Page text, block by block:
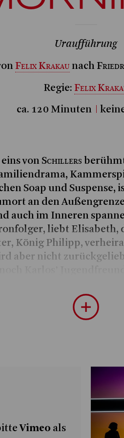
Uraufführung
Felix Krakau nach
Regie: Felix
ca. 120 Minuten
von Schillers
Soap und Suspense,
an den
auch im Inneren
liebt Elisabeth,
König Philipp,
aber nicht
Hof endgültig in
die
So wird intrigiert,
geht es natürlich
Wirrwarrs fragt sich
nichts für die
Vimeo als